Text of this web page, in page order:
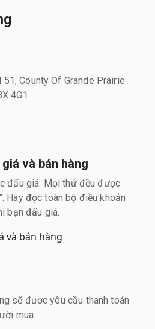
County Of Grande Prairie
4G1
và bán hàng
đấu giá. Mọi thứ đều được
Hãy đọc toàn bộ điều khoản
bạn đấu giá.
và bán hàng
sẽ được yêu cầu thanh toán
mua.